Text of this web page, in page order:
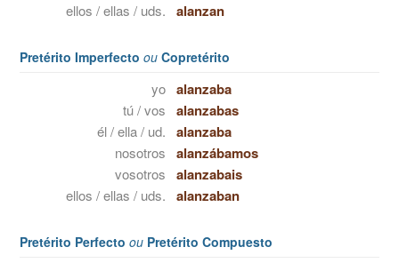
ellos / ellas / uds. alanzan
Pretérito Imperfecto ou Copretérito
yo alanzaba
tú / vos alanzabas
él / ella / ud. alanzaba
nosotros alanzábamos
vosotros alanzabais
ellos / ellas / uds. alanzaban
Pretérito Perfecto ou Pretérito Compuesto